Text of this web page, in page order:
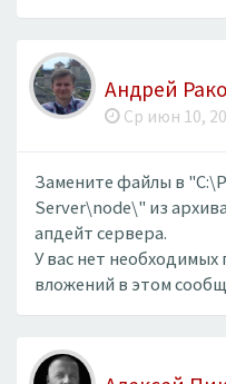
Андрей
Ср июн 10,
Замените файлы в
Server\node\" из
апдейт сервера.
У вас нет
вложений в этом